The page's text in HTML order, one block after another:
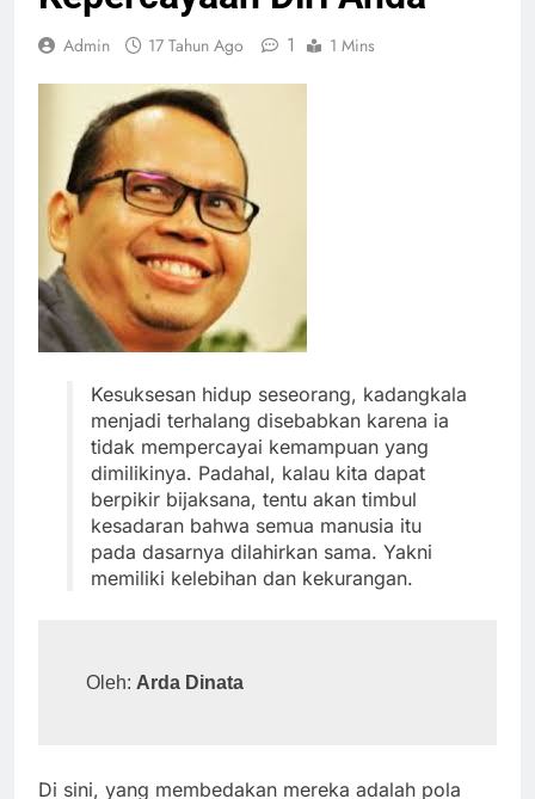
Admin 17 Tahun Ago 1 1 Mins
Kesuksesan hidup seseorang, kadangkala
menjadi terhalang disebabkan karena ia
tidak mempercayai kemampuan yang
dimilikinya. Padahal, kalau kita dapat
berpikir bijaksana, tentu akan timbul
kesadaran bahwa semua manusia itu
pada dasarnya dilahirkan sama. Yakni
memiliki kelebihan dan kekurangan.
Oleh: Arda Dinata
Di sini, yang membedakan mereka adalah pola